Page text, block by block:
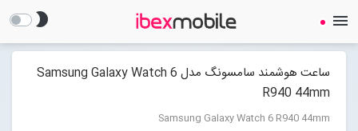
brightness_2 menu
ساعت هوشمند سامسونگ مدل Samsung Galaxy Watch 6
R940 44mm
Samsung Galaxy Watch 6 R940 44mm